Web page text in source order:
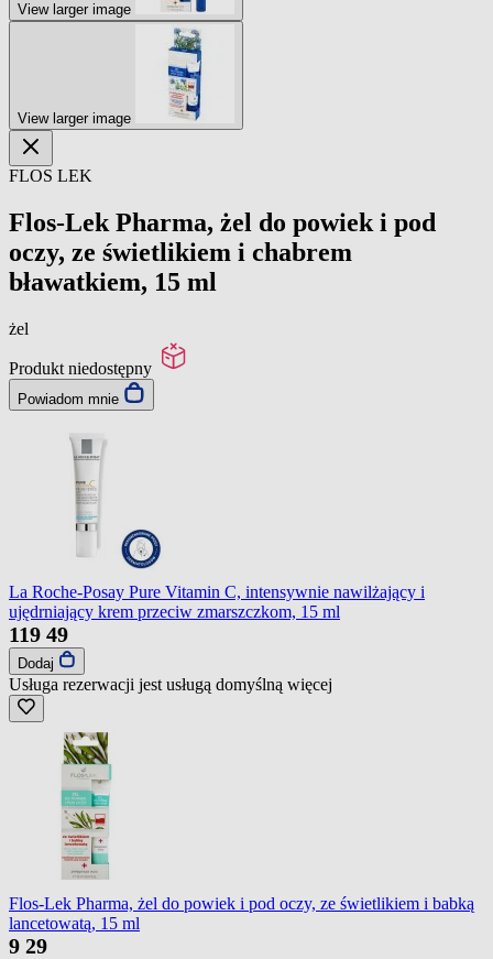
View larger image
View larger image
FLOS LEK
Flos-Lek Pharma, żel do powiek i pod
oczy, ze świetlikiem i chabrem
bławatkiem, 15 ml
żel
Produkt niedostępny
Powiadom mnie
La Roche-Posay Pure Vitamin C, intensywnie nawilżający i
ujędrniający krem przeciw zmarszczkom, 15 ml
119 49
Dodaj
Usługa rezerwacji jest usługą domyślną więcej
Flos-Lek Pharma, żel do powiek i pod oczy, ze świetlikiem i babką
lancetowatą, 15 ml
9 29